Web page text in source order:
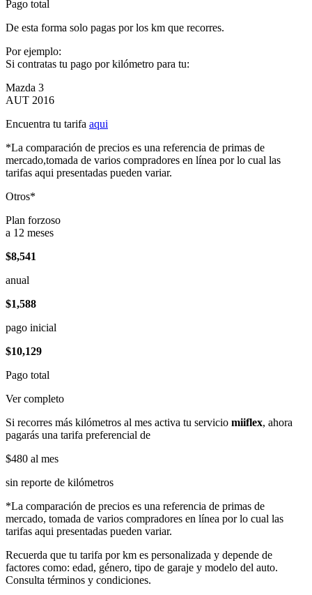
Pago total
De esta forma solo pagas por los km que recorres.
Por ejemplo:
Si contratas tu pago por kilómetro para tu:
Mazda 3
AUT 2016
Encuentra tu tarifa aqui
*La comparación de precios es una referencia de primas de
mercado,tomada de varios compradores en línea por lo cual las
tarifas aqui presentadas pueden variar.
Otros*
Plan forzoso
a 12 meses
$8,541
anual
$1,588
pago inicial
$10,129
Pago total
Ver completo
Si recorres más kilómetros al mes activa tu servicio miiflex, ahora
pagarás una tarifa preferencial de
$480 al mes
sin reporte de kilómetros
*La comparación de precios es una referencia de primas de
mercado, tomada de varios compradores en línea por lo cual las
tarifas aqui presentadas pueden variar.
Recuerda que tu tarifa por km es personalizada y depende de
factores como: edad, género, tipo de garaje y modelo del auto.
Consulta términos y condiciones.